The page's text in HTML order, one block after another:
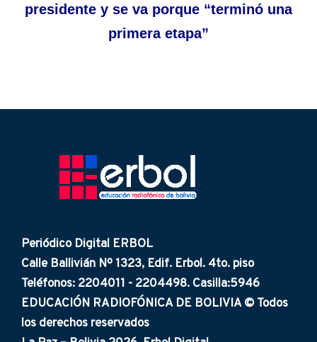
presidente y se va porque “terminó una
primera etapa”
Periódico Digital ERBOL
Calle Ballivián Nº 1323, Edif. Erbol. 4to. piso
Teléfonos: 2204011 - 2204498. Casilla:5946
EDUCACIÓN RADIOFÓNICA DE BOLIVIA © Todos
los derechos reservados